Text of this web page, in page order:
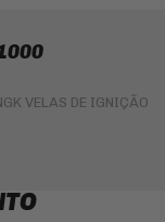
VELAS DE IGNIÇÃO